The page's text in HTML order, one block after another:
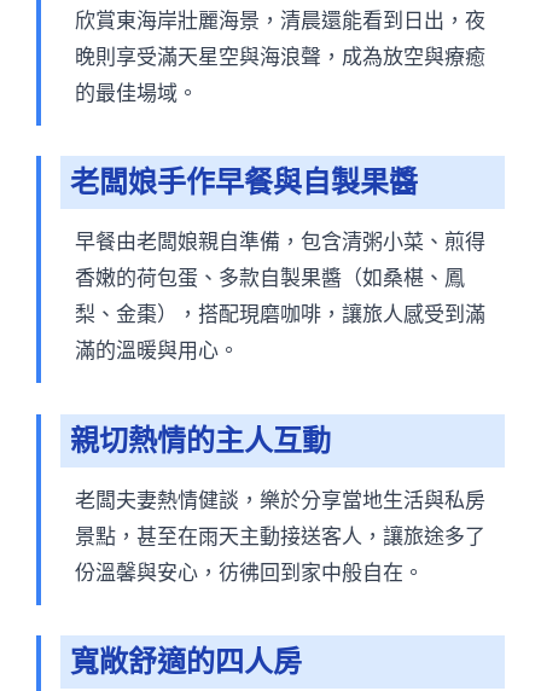
欣賞東海岸壯麗海景，清晨還能看到日出，夜
晚則享受滿天星空與海浪聲，成為放空與療癒
的最佳場域。
老闆娘手作早餐與自製果醬
早餐由老闆娘親自準備，包含清粥小菜、煎得
香嫩的荷包蛋、多款自製果醬（如桑椹、鳳
梨、金棗），搭配現磨咖啡，讓旅人感受到滿
滿的溫暖與用心。
親切熱情的主人互動
老闆夫妻熱情健談，樂於分享當地生活與私房
景點，甚至在雨天主動接送客人，讓旅途多了
份溫馨與安心，彷彿回到家中般自在。
寬敞舒適的四人房